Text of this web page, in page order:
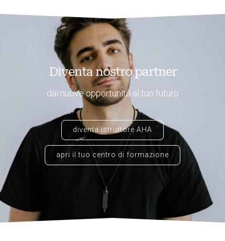
Diventa nostro partner
dai nuove opportunità al tuo futuro
diventa istruttore AHA
apri il tuo centro di formazione